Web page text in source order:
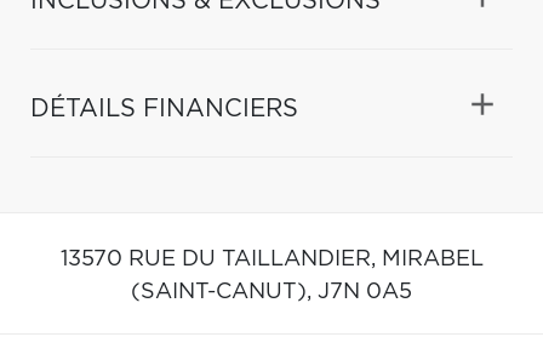
DÉTAILS FINANCIERS
13570 RUE DU TAILLANDIER, MIRABEL
(SAINT-CANUT), J7N 0A5